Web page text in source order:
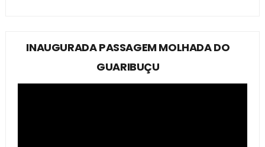
INAUGURADA PASSAGEM MOLHADA DO
GUARIBUÇU